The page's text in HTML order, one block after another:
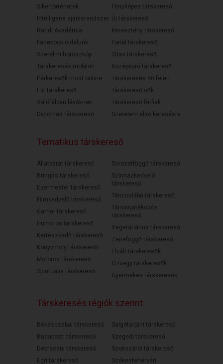
Sikertörténetek
Intelligens ajánlórendszer
Randi Akadémia
Facebook oldalunk
Szerelmi horoszkóp
Társkeresés mobilon
Párkeresők most online
Elit társkereső
Válófélben lévőknek
Diplomás társkereső
Fényképes társkereső
Új társkereső
Keresztény társkereső
Fiatal társkereső
30as társkereső
Középkorú társkereső
Társkeresés 50 felett
Társkereső nők
Társkereső férfiak
Szerelem első keresésre
Tematikus társkereső
Állatbarát társkereső
Bringás társkereső
Ezermester társkereső
Filmkedvelő társkereső
Gamer társkereső
Humoros társkereső
Kertészkedő társkereső
Könyvmoly társkereső
Motoros társkereső
Spirituális társkereső
Sorozatfüggő társkereső
Színházkedvelő
társkereső
Táncoslábú társkereső
Társasjátékozós
társkereső
Vegetáriánus társkereső
Zenefüggő társkereső
Elvált társkeresők
Özvegy társkeresők
Gyermekes társkeresők
Társkeresés régiók szerint
Békéscsabai társkereső
Budapesti társkereső
Debreceni társkereső
Egri társkereső
Salgótarjáni társkereső
Szegedi társkereső
Szekszárdi társkereső
Székesfehérvári